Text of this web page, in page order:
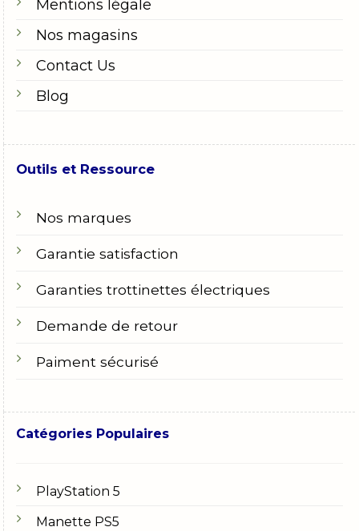
Mentions légale
Nos magasins
Contact Us
Blog
Outils et Ressource
Nos marques
Garantie satisfaction
Garanties trottinettes électriques
Demande de retour
Paiment sécurisé
Catégories Populaires
PlayStation 5
Manette PS5